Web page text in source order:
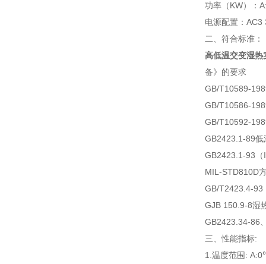
功率（KW）：
电源配置：AC3
二、符合标准：
高低温交变湿热
备》的要求
GB/T10589-
GB/T10586-
GB/T10592-
GB2423.1-89低
GB2423.1-93（
MIL-STD810D
GB/T2423.4-93
GJB 150.9-8湿
GB2423.34-86
三、性能指标:
1.温度范围: